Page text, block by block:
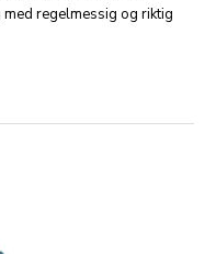
regelmessig og riktig